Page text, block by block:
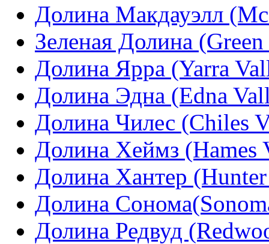
Долина Макдауэлл
Зеленая Долина
Долина Ярра (Yarra
Долина Эдна (Edna
Долина Чилес (Chiles
Долина Хеймз (Hames
Долина Хантер
Долина
Долина Редвуд